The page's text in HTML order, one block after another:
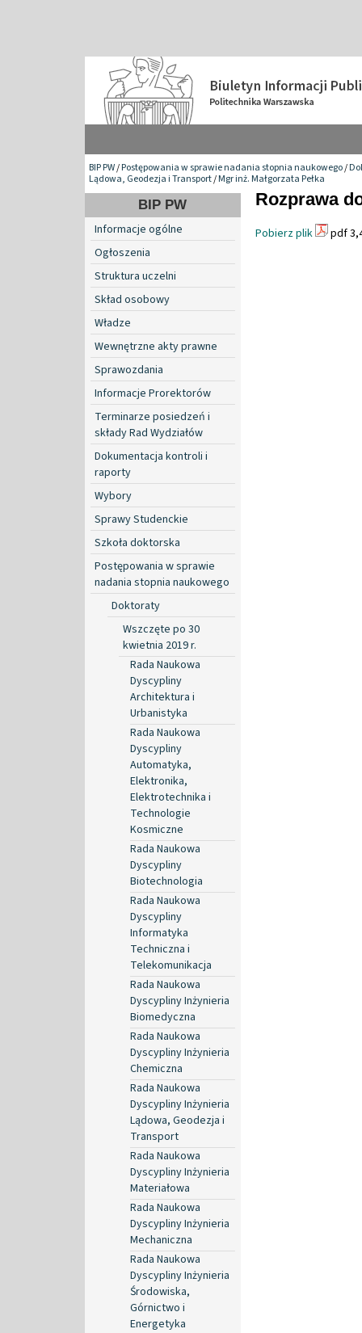
BIP PW/Postępowania w sprawie nadania stopnia naukowego/
Lądowa, Geodezja i Transport/Mgr inż. Małgorzata Pełka
BIP PW
Informacje ogólne
Ogłoszenia
Struktura uczelni
Skład osobowy
Władze
Wewnętrzne akty prawne
Sprawozdania
Informacje Prorektorów
Terminarze posiedzeń i
składy Rad Wydziałów
Dokumentacja kontroli i
raporty
Wybory
Sprawy Studenckie
Szkoła doktorska
Postępowania w sprawie
nadania stopnia naukowego
Doktoraty
Wszczęte po 30
kwietnia 2019 r.
Rada Naukowa
Dyscypliny
Architektura i
Urbanistyka
Rada Naukowa
Dyscypliny
Automatyka,
Elektronika,
Elektrotechnika i
Technologie
Kosmiczne
Rada Naukowa
Dyscypliny
Biotechnologia
Rada Naukowa
Dyscypliny
Informatyka
Techniczna i
Telekomunikacja
Rada Naukowa
Dyscypliny Inżynieria
Biomedyczna
Rada Naukowa
Dyscypliny Inżynieria
Chemiczna
Rada Naukowa
Dyscypliny Inżynieria
Lądowa, Geodezja i
Transport
Rada Naukowa
Dyscypliny Inżynieria
Materiałowa
Rada Naukowa
Dyscypliny Inżynieria
Mechaniczna
Rada Naukowa
Dyscypliny Inżynieria
Środowiska,
Górnictwo i
Energetyka
Rozprawa
Pobierz plik pdf